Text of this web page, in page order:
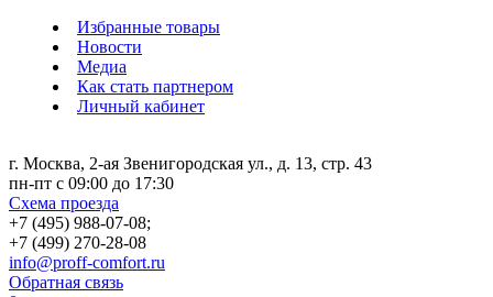
Избранные товары
Новости
Медиа
Как стать партнером
Личный кабинет
г. Москва, 2-ая Звенигородская ул., д. 13, стр. 43
пн-пт с 09:00 до 17:30
Схема проезда
+7 (495) 988-07-08;
+7 (499) 270-28-08
info@proff-comfort.ru
Обратная связь